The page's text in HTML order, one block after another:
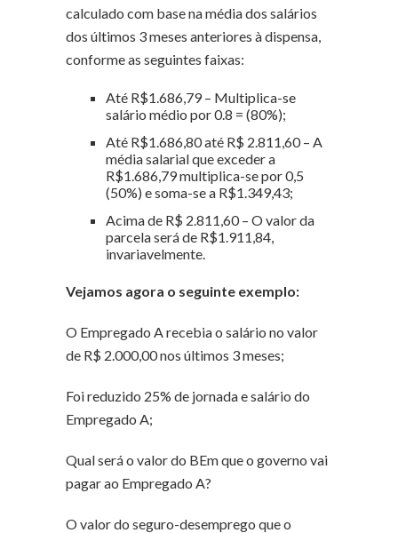
calculado com base na média dos salários
dos últimos 3 meses anteriores à dispensa,
conforme as seguintes faixas:
Até R$1.686,79 – Multiplica-se
salário médio por 0.8 = (80%);
Até R$1.686,80 até R$ 2.811,60 – A
média salarial que exceder a
R$1.686,79 multiplica-se por 0,5
(50%) e soma-se a R$1.349,43;
Acima de R$ 2.811,60 – O valor da
parcela será de R$1.911,84,
invariavelmente.
Vejamos agora o seguinte exemplo:
O Empregado A recebia o salário no valor
de R$ 2.000,00 nos últimos 3 meses;
Foi reduzido 25% de jornada e salário do
Empregado A;
Qual será o valor do BEm que o governo vai
pagar ao Empregado A?
O valor do seguro-desemprego que o